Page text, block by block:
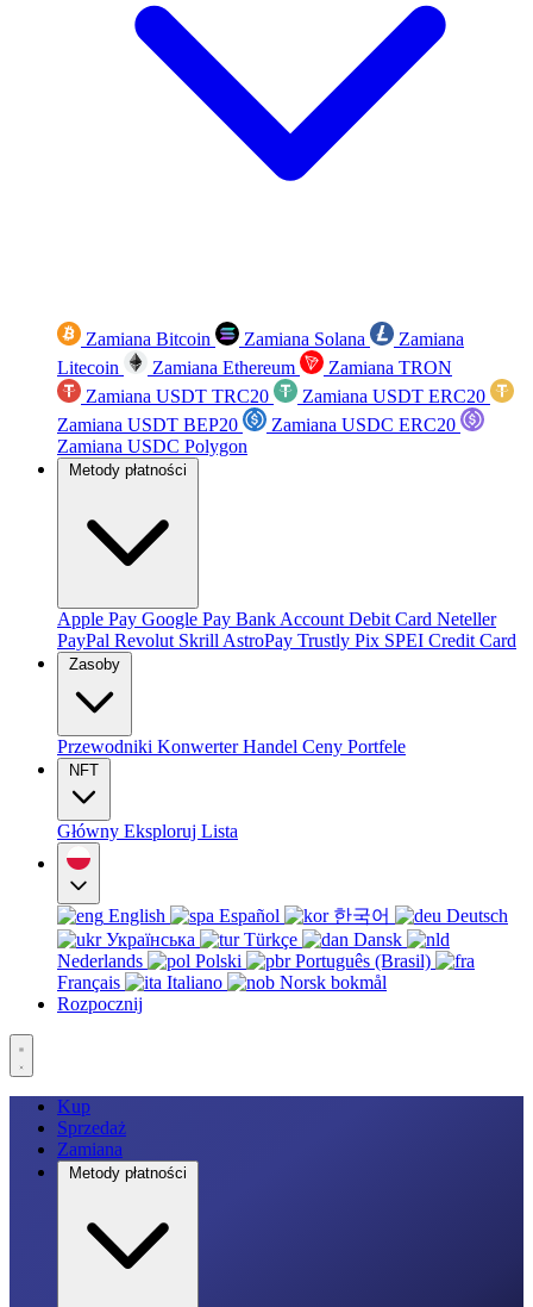
Zamiana Bitcoin Zamiana Solana
Zamiana
Litecoin
Zamiana Ethereum
Zamiana TRON
Zamiana USDT TRC20
Zamiana USDT ERC20
Zamiana USDT BEP20
Zamiana USDC ERC20
Zamiana USDC Polygon
Metody płatności
Apple Pay Google Pay Bank Account Debit Card Neteller
PayPal Revolut Skrill AstroPay Trustly Pix SPEI Credit Card
Zasoby
Przewodniki KonwerterHandel Ceny Portfele
NFT
Główny Eksploruj Lista
English Español 한국어
Deutsch
Українська
Türkçe
Dansk
Nederlands
Polski
Português (Brasil)
Français
Italiano
Norsk bokmål
Rozpocznij
Kup
Sprzedaż
Zamiana
Metody płatności